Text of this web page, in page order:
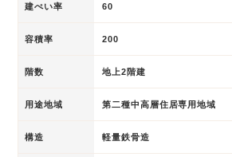
建ぺい率 60
容積率 200
階数 地上2階建
用途地域 第二種中高層住居専用地域
構造 軽量鉄骨造